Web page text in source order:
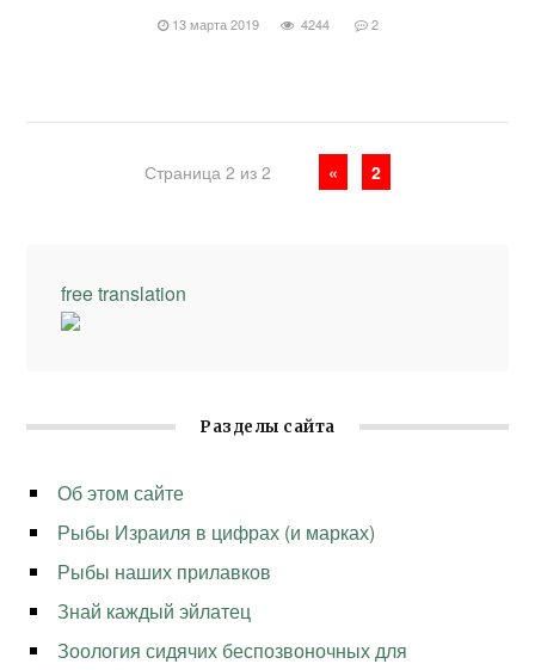
13 марта 2019 4244 2
Страница 2 из 2 « 2
free translation
Разделы сайта
Об этом сайте
Рыбы Израиля в цифрах (и марках)
Рыбы наших прилавков
Знай каждый эйлатец
Зоология сидячих беспозвоночных для